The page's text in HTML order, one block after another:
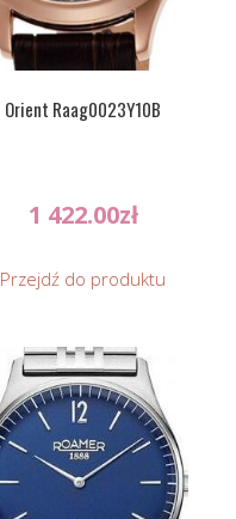
Orient Raag0023Y10B
1 422.00zł
Przejdź do produktu